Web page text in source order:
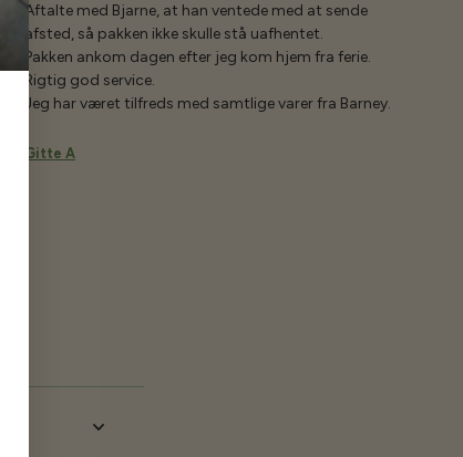
Aftalte med Bjarne, at han ventede med at sende
afsted, så pakken ikke skulle stå uafhentet.
Pakken ankom dagen efter jeg kom hjem fra ferie.
Rigtig god service.
Jeg har været tilfreds med samtlige varer fra Barney.
Gitte A